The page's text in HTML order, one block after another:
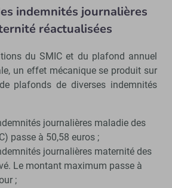
indemnités journalières
réactualisées
du SMIC et du plafond annuel
un effet mécanique se produit sur
plafonds de diverses indemnités
journalières maladie des
passe à 50,58 euros ;
journalières maternité des
Le montant maximum passe à
;